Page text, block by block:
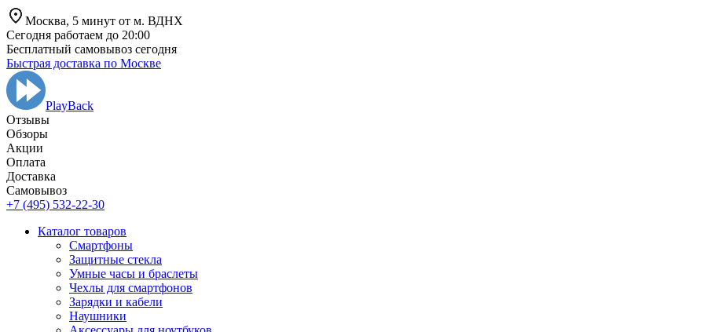
Москва, 5 минут от м. ВДНХ
Сегодня работаем до 20:00
Бесплатный самовывоз сегодня
Быстрая доставка по Москве
PlayBack
Отзывы
Обзоры
Aкции
Оплата
Доставка
Самовывоз
+7 (495) 532-22-30
Каталог товаров
Смартфоны
Защитные стекла
Умные часы и браслеты
Чехлы для смартфонов
Зарядки и кабели
Наушники